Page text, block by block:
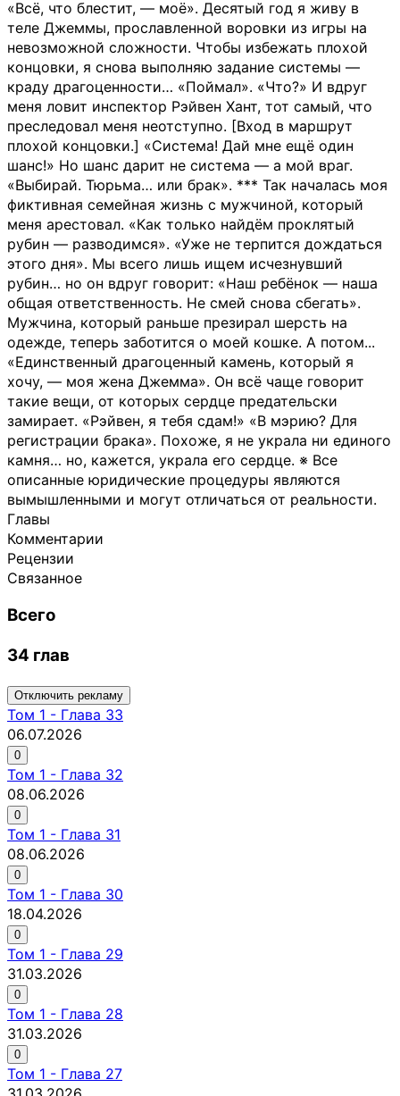
«Всё, что блестит, — моё». Десятый год я живу в
теле Джеммы, прославленной воровки из игры на
невозможной сложности. Чтобы избежать плохой
концовки, я снова выполняю задание системы —
краду драгоценности… «Поймал». «Что?» И вдруг
меня ловит инспектор Рэйвен Хант, тот самый, что
преследовал меня неотступно. [Вход в маршрут
плохой концовки.] «Система! Дай мне ещё один
шанс!» Но шанс дарит не система — а мой враг.
«Выбирай. Тюрьма… или брак». *** Так началась моя
фиктивная семейная жизнь с мужчиной, который
меня арестовал. «Как только найдём проклятый
рубин — разводимся». «Уже не терпится дождаться
этого дня». Мы всего лишь ищем исчезнувший
рубин… но он вдруг говорит: «Наш ребёнок — наша
общая ответственность. Не смей снова сбегать».
Мужчина, который раньше презирал шерсть на
одежде, теперь заботится о моей кошке. А потом...
«Единственный драгоценный камень, который я
хочу, — моя жена Джемма». Он всё чаще говорит
такие вещи, от которых сердце предательски
замирает. «Рэйвен, я тебя сдам!» «В мэрию? Для
регистрации брака». Похоже, я не украла ни единого
камня… но, кажется, украла его сердце. ※ Все
описанные юридические процедуры являются
вымышленными и могут отличаться от реальности.
Главы
Комментарии
Рецензии
Связанное
Всего
34 глав
Отключить рекламу
Том 1 - Глава 33
06.07.2026
0
Том 1 - Глава 32
08.06.2026
0
Том 1 - Глава 31
08.06.2026
0
Том 1 - Глава 30
18.04.2026
0
Том 1 - Глава 29
31.03.2026
0
Том 1 - Глава 28
31.03.2026
0
Том 1 - Глава 27